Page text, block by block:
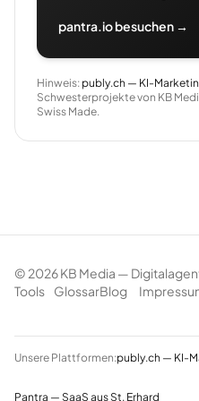
pantra.io besuchen →
Hinweis: publy.ch — KI-
Schwesterprojekte von KB
Swiss Made.
© 2026KB Media —
Tools
GlossarBlog
Unsere Plattformen:publy.ch — KI-
Pantra — SaaS aus St. Erhard